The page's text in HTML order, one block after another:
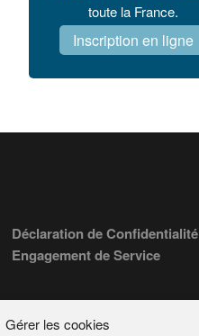
Gérer les cookies
toute la France.
Inscription en ligne
Déclaration de Confidentialité
Engagement de Service